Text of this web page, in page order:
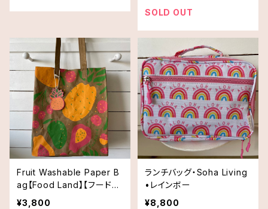
SOLD OUT
Fruit Washable Paper B
ag【Food Land】【フードラ
ンド】
¥3,800
ランチバッグ・Soha Living
•レインボー
¥8,800